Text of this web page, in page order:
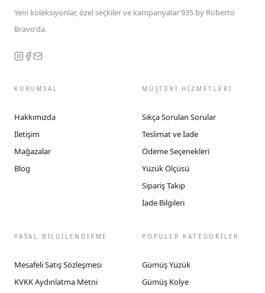
Yeni koleksiyonlar, özel seçkiler ve kampanyalar 935 by Roberto
Bravo'da.
KURUMSAL
Hakkımızda
İletişim
Mağazalar
Blog
MÜŞTERİ HİZMETLERİ
Sıkça Sorulan Sorular
Teslimat ve İade
Ödeme Seçenekleri
Yüzük Ölçüsü
Sipariş Takip
İade Bilgileri
YASAL BİLGİLENDİRME
Mesafeli Satış Sözleşmesi
KVKK Aydınlatma Metni
POPÜLER KATEGORİLER
Gümüş Yüzük
Gümüş Kolye